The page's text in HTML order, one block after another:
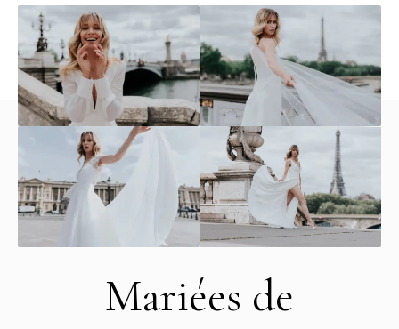
Mariées de